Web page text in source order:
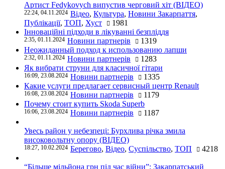
Артист Fedykovych випустив черговий хіт (ВІДЕО)
22:24, 04.11.2024 Відео, Культура, Новини Закарпаття,
Публікації, ТОП, Хуст
1981
Інноваційні підходи в лікуванні безпліддя
2:35, 01.11.2024 Новини партнерів
1319
Неожиданный подход к использованию лапши
2:32, 01.11.2024 Новини партнерів
1283
Як вибрати струни для класичної гітари
16:09, 23.08.2024 Новини партнерів
1335
Какие услуги предлагает сервисный центр Renault
16:08, 23.08.2024 Новини партнерів
1179
Почему стоит купить Skoda Superb
16:06, 23.08.2024 Новини партнерів 1187
Увесь район у небезпеці: Бурхлива річка змила
високовольтну опору (ВІДЕО)
18:27, 10.02.2024 Берегово, Відео, Суспільство, ТОП 4218
“Більше мільйона грн під час війни”: Закарпатський